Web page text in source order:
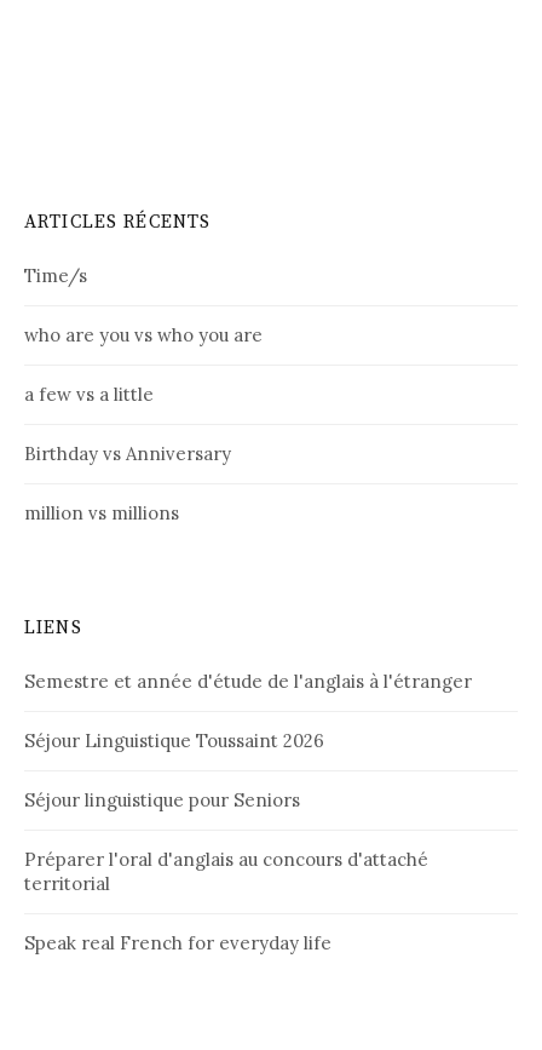
ARTICLES RÉCENTS
Time/s
who are you vs who you are
a few vs a little
Birthday vs Anniversary
million vs millions
LIENS
Semestre et année d'étude de l'anglais à l'étranger
Séjour Linguistique Toussaint 2026
Séjour linguistique pour Seniors
Préparer l'oral d'anglais au concours d'attaché
territorial
Speak real French for everyday life